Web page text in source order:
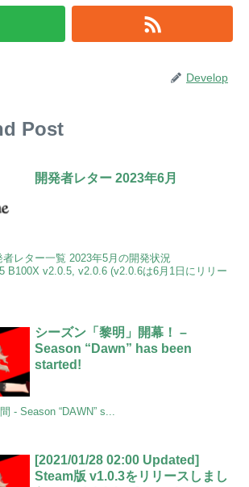
Develop
Post
開発者レター 2023年6月
レター一覧 2023年5月の開発状況
B100X v2.0.5, v2.0.6 (v2.0.6は6月1日にリリー
シーズン「黎明」開幕！ –
Season “Dawn” has been
started!
- Season “DAWN” s...
[2021/01/28 02:00 Updated]
Steam版 v1.0.3をリリースしまし